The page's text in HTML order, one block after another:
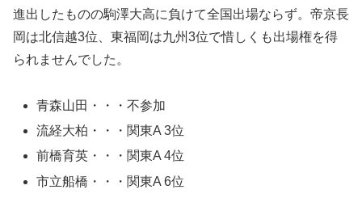
進出したものの駒澤大高に負けて全国出場ならず。帝京長
岡は北信越3位、東福岡は九州3位で惜しくも出場権を得
られませんでした。
青森山田・・・不参加
流経大柏・・・関東A 3位
前橋育英・・・関東A 4位
市立船橋・・・関東A 6位